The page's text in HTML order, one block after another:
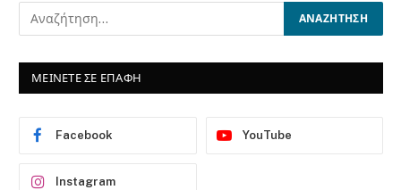
ΜΕΙΝΕΤΕ ΣΕ ΕΠΑΦΗ
Facebook YouTube
Instagram